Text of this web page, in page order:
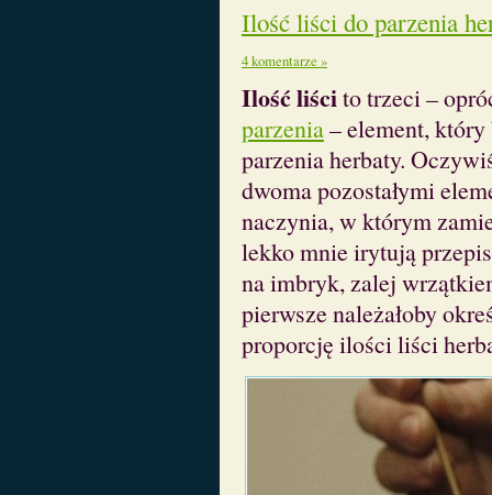
Ilość liści do parzenia
4 komentarze »
Ilość liścito trzeci –
parzenia– element, który
parzenia herbaty.
dwoma pozostałymi
naczynia, w którym
lekko mnie irytują
na imbryk, zalej
pierwsze należałoby
proporcję ilości liści